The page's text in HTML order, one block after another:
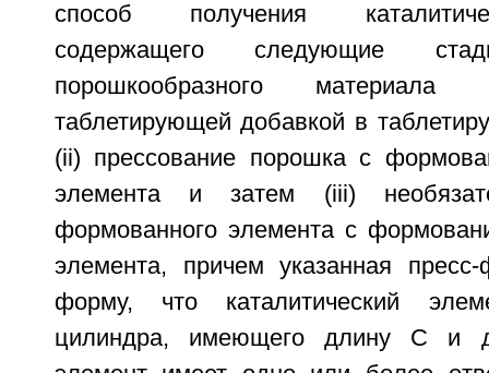
способ получения
содержащего следующие
порошкообразного материала
таблетирующей добавкой в
(ii) прессование порошка с
элемента и затем (iii)
формованного элемента с
элемента, причем указанная
форму, что каталитический
цилиндра, имеющего длину С и